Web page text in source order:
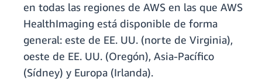
en todas las regiones de AWS en las que AWS
HealthImaging está disponible de forma
general: este de EE. UU. (norte de Virginia),
oeste de EE. UU. (Oregón), Asia-Pacífico
(Sídney) y Europa (Irlanda).